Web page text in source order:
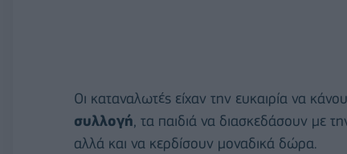
Οι καταναλωτές είχαν την ευκαιρία να
συλλογή , τα παιδιά να διασκεδάσουν με
αλλά και να κερδίσουν μοναδικά δώρα.